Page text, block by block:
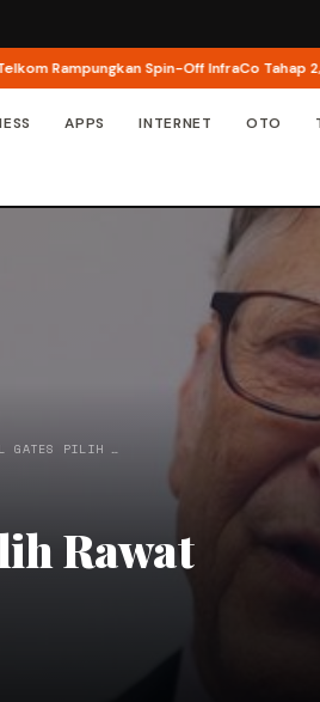
Rampungkan Spin-Off InfraCo Tahap 2,
APPS INTERNET OTO
GATES PILIH …
Rawat